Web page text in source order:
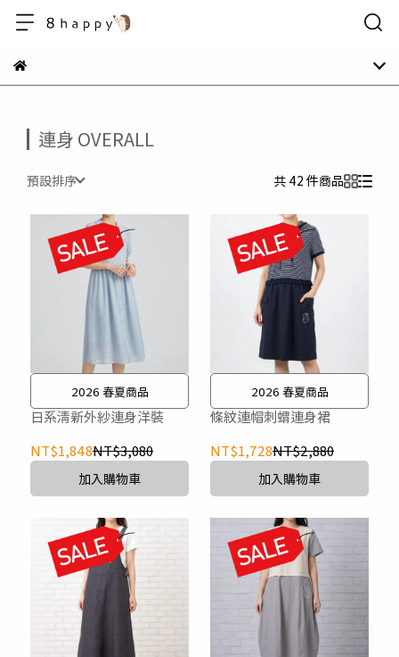
連身 OVERALL
預設排序 共 42 件商品
2026 春夏商品
日系清新外紗連身洋裝
NT$1,848NT$3,080
加入購物車
2026 春夏商品
條紋連帽刺蝟連身裙
NT$1,728NT$2,880
加入購物車